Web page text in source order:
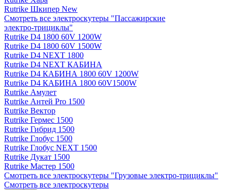
Rutrike Шкипер New
Смотреть все электро­скутеры "Пассажирские
электро‑трициклы"
Rutrike D4 1800 60V 1200W
Rutrike D4 1800 60V 1500W
Rutrike D4 NEXT 1800
Rutrike D4 NEXT КАБИНА
Rutrike D4 КАБИНА 1800 60V 1200W
Rutrike D4 КАБИНА 1800 60V1500W
Rutrike Амулет
Rutrike Антей Pro 1500
Rutrike Вектор
Rutrike Гермес 1500
Rutrike Гибрид 1500
Rutrike Глобус 1500
Rutrike Глобус NEXT 1500
Rutrike Дукат 1500
Rutrike Мастер 1500
Смотреть все электро­скутеры "Грузовые электро‑трициклы"
Смотреть все электро­скутеры